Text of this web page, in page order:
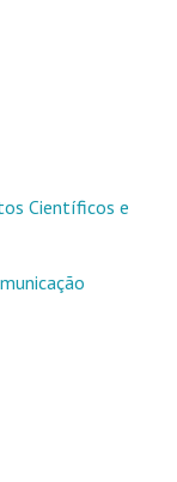
Científicos e